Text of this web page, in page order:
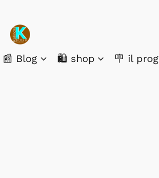
📰 Blog 🛍️ shop 🪧 il